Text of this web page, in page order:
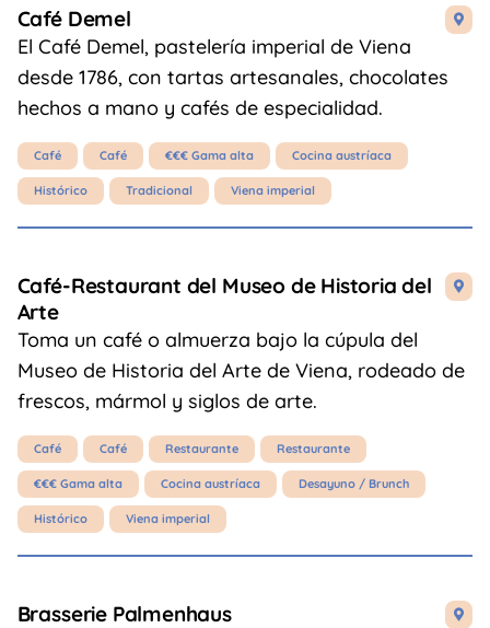

Café Demel
El Café Demel, pastelería imperial de Viena
desde 1786, con tartas artesanales, chocolates
hechos a mano y cafés de especialidad.
Café Café €€€ Gama alta Cocina austríaca
Histórico Tradicional Viena imperial

Café-Restaurant del Museo de Historia del
Arte
Toma un café o almuerza bajo la cúpula del
Museo de Historia del Arte de Viena, rodeado de
frescos, mármol y siglos de arte.
Café Café Restaurante Restaurante
€€€ Gama alta Cocina austríaca Desayuno / Brunch
Histórico Viena imperial

Brasserie Palmenhaus